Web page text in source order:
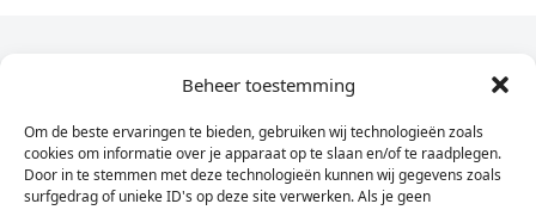
Beheer toestemming
Om de beste ervaringen te bieden, gebruiken wij technologieën zoals
cookies om informatie over je apparaat op te slaan en/of te raadplegen.
Door in te stemmen met deze technologieën kunnen wij gegevens zoals
surfgedrag of unieke ID's op deze site verwerken. Als je geen
Dagelijks het laatste nieuws in je e-mail?
Vul
hier
je